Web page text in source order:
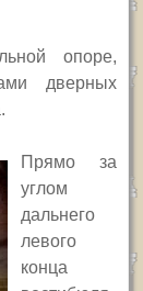
опоре,
дверных
Прямо за
углом
дальнего
левого
конца